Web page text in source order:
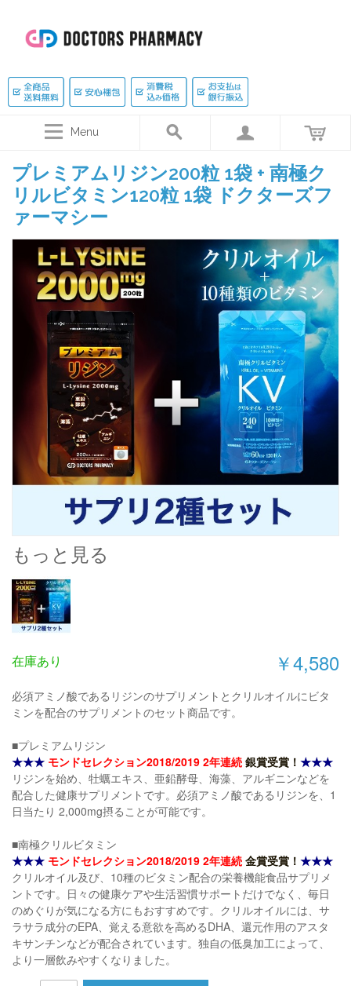
Menu
プレミアムリジン200粒 1袋 + 南極ク
リルビタミン120粒 1袋 ドクターズフ
ァーマシー
もっと見る
￥4,580
在庫あり
必須アミノ酸であるリジンのサプリメントとクリルオイルにビタ
ミンを配合のサプリメントのセット商品です。
■プレミアムリジン
★★★ モンドセレクション2018/2019 2年連続 銀賞受賞！ ★★★
リジンを始め、牡蠣エキス、亜鉛酵母、海藻、アルギニンなどを
配合した健康サプリメントです。必須アミノ酸であるリジンを、1
日当たり 2,000mg摂ることが可能です。
■南極クリルビタミン
★★★ モンドセレクション2018/2019 2年連続 金賞受賞！ ★★★
クリルオイル及び、10種のビタミン配合の栄養機能食品サプリメ
ントです。日々の健康ケアや生活習慣サポートだけでなく、毎日
のめぐりが気になる方にもおすすめです。クリルオイルには、サ
ラサラ成分のEPA、覚える意欲を高めるDHA、還元作用のアスタ
キサンチンなどが配合されています。独自の低臭加工によって、
より一層飲みやすくなりました。